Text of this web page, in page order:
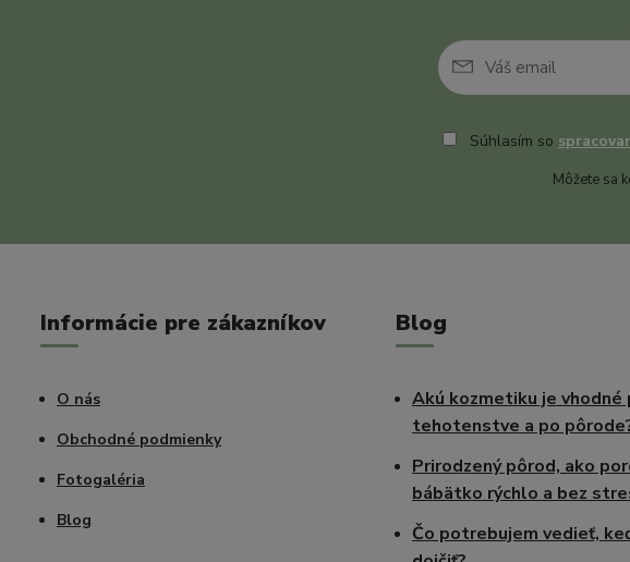
Súhlasím so
Môžete sa
Informácie pre zákazníkov
O nás
Obchodné podmienky
Fotogaléria
Blog
Blog
Akú kozmetiku je vhodné
tehotenstve a po
Prirodzený pôrod, ako
bábätko rýchlo a bez
Čo potrebujem vedieť,